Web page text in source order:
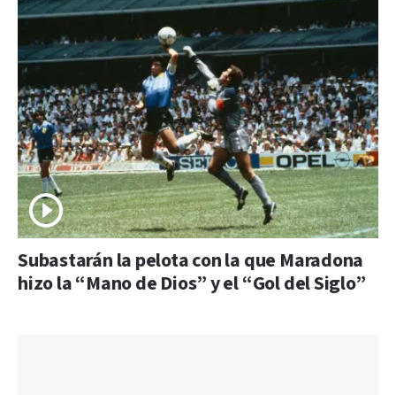
Subastarán la pelota con la que Maradona
hizo la “Mano de Dios” y el “Gol del Siglo”